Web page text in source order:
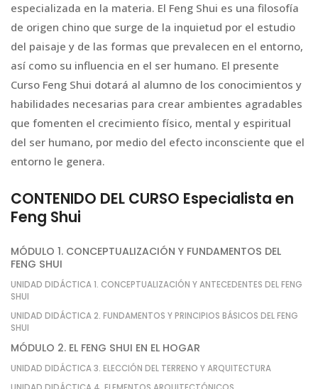
especializada en la materia. El Feng Shui es una filosofía
de origen chino que surge de la inquietud por el estudio
del paisaje y de las formas que prevalecen en el entorno,
así como su influencia en el ser humano. El presente
Curso Feng Shui dotará al alumno de los conocimientos y
habilidades necesarias para crear ambientes agradables
que fomenten el crecimiento físico, mental y espiritual
del ser humano, por medio del efecto inconsciente que el
entorno le genera.
CONTENIDO DEL CURSO Especialista en
Feng Shui
MÓDULO 1. CONCEPTUALIZACIÓN Y FUNDAMENTOS DEL
FENG SHUI
UNIDAD DIDÁCTICA 1. CONCEPTUALIZACIÓN Y ANTECEDENTES DEL FENG
SHUI
UNIDAD DIDÁCTICA 2. FUNDAMENTOS Y PRINCIPIOS BÁSICOS DEL FENG
SHUI
MÓDULO 2. EL FENG SHUI EN EL HOGAR
UNIDAD DIDÁCTICA 3. ELECCIÓN DEL TERRENO Y ARQUITECTURA